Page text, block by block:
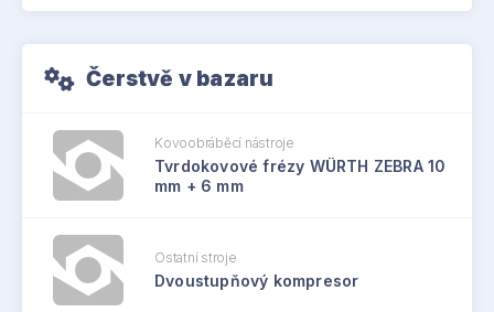
Čerstvě v bazaru
Kovoobráběcí nástroje
Tvrdokovové frézy WÜRTH ZEBRA 10
mm + 6 mm
Ostatní stroje
Dvoustupňový kompresor